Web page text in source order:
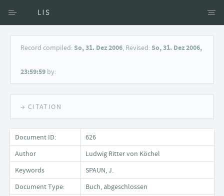
Access via Author
Keyword Search
Record compiled:So, 31. Dez 2006, Revised:So, 31. Dez 2006,
23:59:59 by:
→ CITATION
Document ID:
626
Author
Ludwig Ritter von Köchel
Keywords
SPAUN, J.
Document Type:
Buch, abgeschlossen